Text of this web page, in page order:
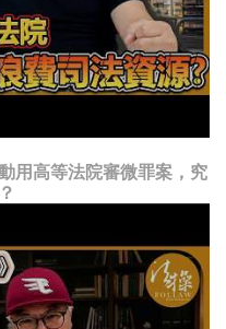
用高等法院審微罪案，究